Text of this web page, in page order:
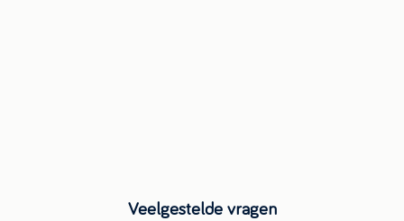
Veelgestelde vragen